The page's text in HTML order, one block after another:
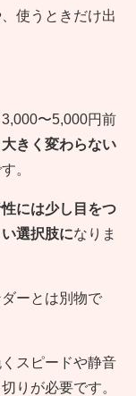
使うときだけ出
〜5,000円前
きく変わらない
。
には少し目をつ
選択肢になりま
ーとは別物で
スピードや静音
りが必要です。